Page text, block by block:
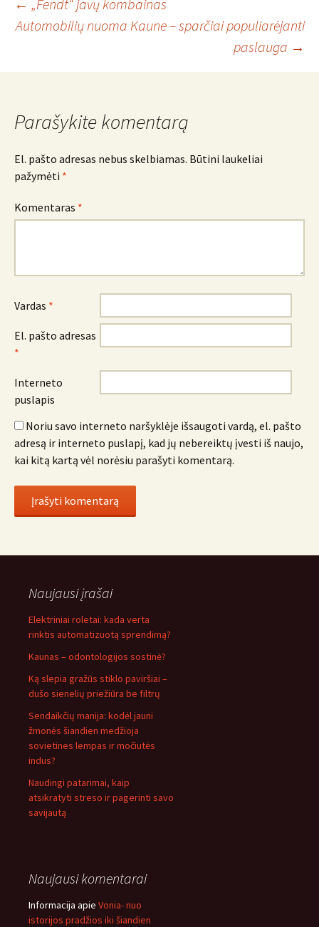
Įrašo
← „Fendt“ javų kombainas
Automobilių nuoma Kaune – sparčiai populiarėjanti
paslauga →
Parašykite komentarą
El. pašto adresas nebus skelbiamas. Būtini laukeliai
pažymėti *
Komentaras *
Vardas *
El. pašto adresas
*
Interneto
puslapis
Noriu savo interneto naršyklėje išsaugoti vardą, el. pašto
adresą ir interneto puslapį, kad jų nebereiktų įvesti iš naujo,
kai kitą kartą vėl norėsiu parašyti komentarą.
Naujausi įrašai
Elektriniai roletai: kada verta
rinktis automatizuotą sprendimą?
Kaunas – odontologijos sostinė?
Ką slepia gražūs stiklo paviršiai –
dušo sienelių priežiūra be filtrų
Sendaikčių manija: kodėl jauni
žmonės šiandien medžioja
sovietines lempas ir močiutės
indus?
Naudingi patarimai, kaip
atsikratyti streso ir pagerinti savo
savijautą
Naujausi komentarai
Informacija apie Vonia- nuo
istorijos pradžios iki šiandien